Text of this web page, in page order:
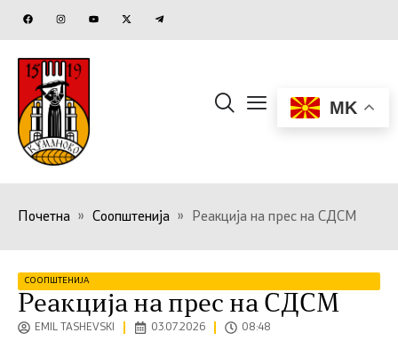
MK
Почетна » Соопштенија » Реакција на прес на СДСМ
СООПШТЕНИЈА
Реакција на прес на СДСМ
EMIL TASHEVSKI 03.07.2026 08:48